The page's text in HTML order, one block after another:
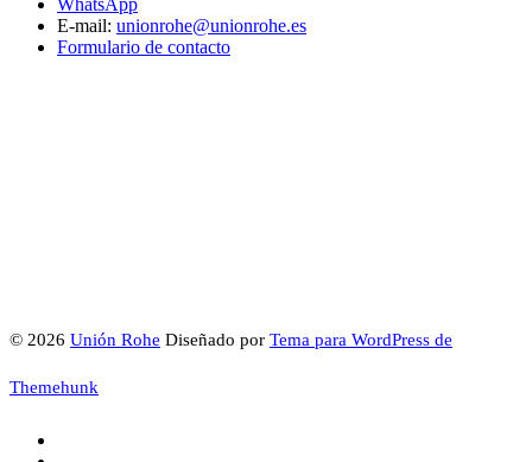
E-mail: unionrohe@unionrohe.es
Formulario de contacto
© 2026 Unión Rohe Diseñado por Tema para WordPress de
Themehunk